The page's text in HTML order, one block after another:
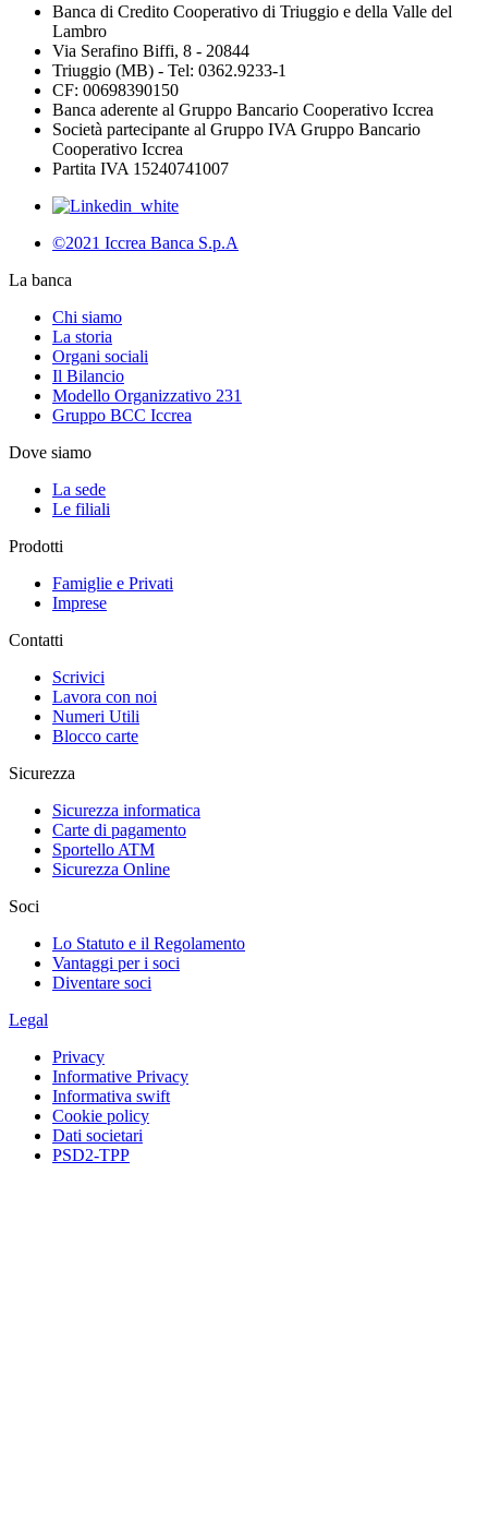
Banca di Credito Cooperativo di Triuggio e della Valle del
Lambro
Via Serafino Biffi, 8 - 20844
Triuggio (MB) - Tel: 0362.9233-1
CF: 00698390150
Banca aderente al Gruppo Bancario Cooperativo Iccrea
Società partecipante al Gruppo IVA Gruppo Bancario
Cooperativo Iccrea
Partita IVA 15240741007
©2021 Iccrea Banca S.p.A
La banca
Chi siamo
La storia
Organi sociali
Il Bilancio
Modello Organizzativo 231
Gruppo BCC Iccrea
Dove siamo
La sede
Le filiali
Prodotti
Famiglie e Privati
Imprese
Contatti
Scrivici
Lavora con noi
Numeri Utili
Blocco carte
Sicurezza
Sicurezza informatica
Carte di pagamento
Sportello ATM
Sicurezza Online
Soci
Lo Statuto e il Regolamento
Vantaggi per i soci
Diventare soci
Legal
Privacy
Informative Privacy
Informativa swift
Cookie policy
Dati societari
PSD2-TPP